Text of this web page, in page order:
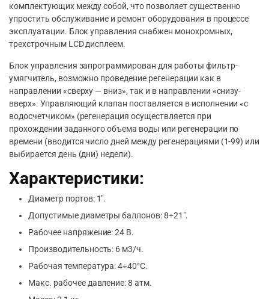
комплектующих между собой, что позволяет существенно
упростить обслуживание и ремонт оборудования в процессе
эксплуатации. Блок управления снабжен монохромных,
трехстрочным LCD дисплеем.
Блок управления запрограммирован для работы фильтр-
умягчитель, возможно проведение регенерации как в
направлении «сверху — вниз», так и в направлении «снизу-
вверх». Управляющий клапан поставляется в исполнении «с
водосчетчиком» (регенерация осуществляется при
прохождении заданного объема воды или регенерации по
времени (вводится число дней между регенерациями (1-99) или
выбирается день (дни) недели).
Характеристики:
Диаметр портов: 1″.
Допустимые диаметры баллонов: 8÷21″.
Рабочее напряжение: 24 В.
Производительность: 6 м3/ч.
Рабочая температура: 4÷40°С.
Макс. рабочее давление: 8 атм.